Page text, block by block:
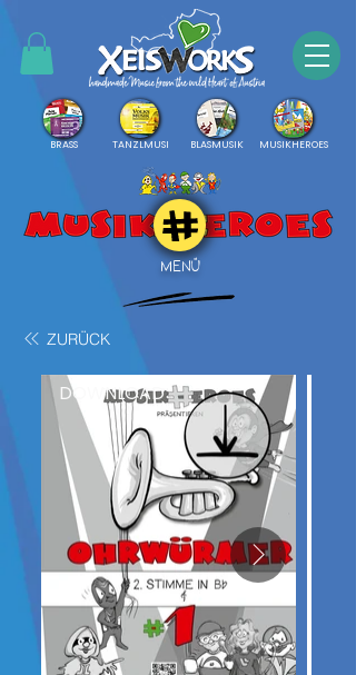
BRASS TANZLMUSI BLASMUSIK MUSIKHEROES
MENÜ
ZURÜCK
DOWNLOAD